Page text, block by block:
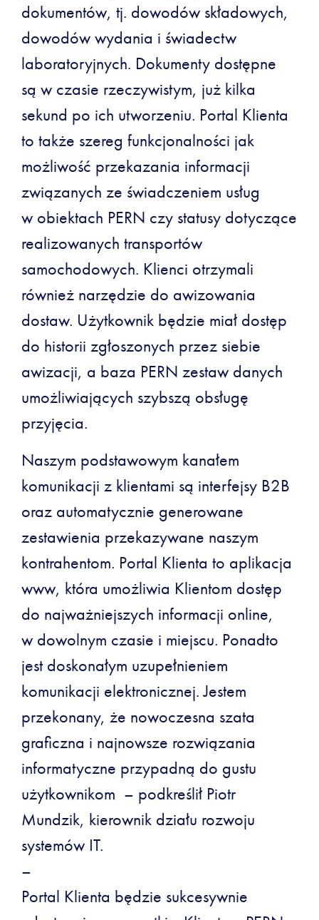
dokumentów, tj. dowodów składowych,
dowodów wydania i świadectw
laboratoryjnych. Dokumenty dostępne
są w czasie rzeczywistym, już kilka
sekund po ich utworzeniu. Portal Klienta
to także szereg funkcjonalności jak
możliwość przekazania informacji
związanych ze świadczeniem usług
w obiektach PERN czy statusy dotyczące
realizowanych transportów
samochodowych. Klienci otrzymali
również narzędzie do awizowania
dostaw. Użytkownik będzie miał dostęp
do historii zgłoszonych przez siebie
awizacji, a baza PERN zestaw danych
umożliwiających szybszą obsługę
przyjęcia.
Naszym podstawowym kanałem
komunikacji z klientami są interfejsy B2B
oraz automatycznie generowane
zestawienia przekazywane naszym
kontrahentom. Portal Klienta to aplikacja
www, która umożliwia Klientom dostęp
do najważniejszych informacji online,
w dowolnym czasie i miejscu. Ponadto
jest doskonałym uzupełnieniem
komunikacji elektronicznej. Jestem
przekonany, że nowoczesna szata
graficzna i najnowsze rozwiązania
informatyczne przypadną do gustu
użytkownikom – podkreślił Piotr
Mundzik, kierownik działu rozwoju
systemów IT.
–
Portal Klienta będzie sukcesywnie